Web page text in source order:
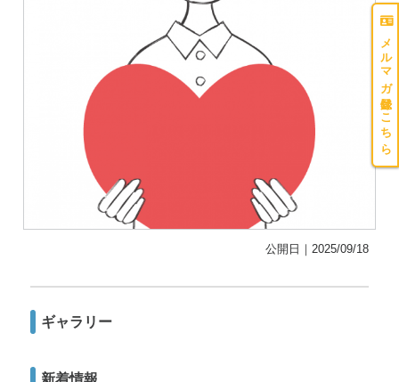
公開日｜2025/09/18
ギャラリー
メルマガ登録はこちら